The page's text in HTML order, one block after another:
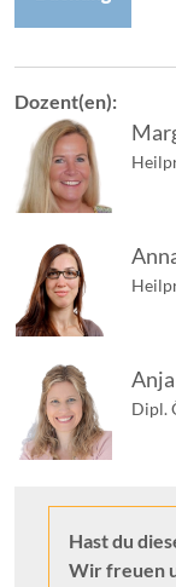
Dozent(en):
Dipl.
Hast du
Wir freuen